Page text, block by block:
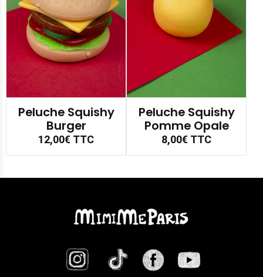
Peluche Squishy
Burger
12,00€TTC
Peluche Squishy
Pomme Opale
8,00€TTC